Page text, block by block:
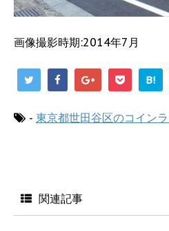
画像撮影時期:2014年7月
B!
- 東京都世田谷区のコイン
関連記事